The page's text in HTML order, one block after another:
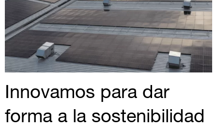
Innovamos para dar
forma a la sostenibilidad